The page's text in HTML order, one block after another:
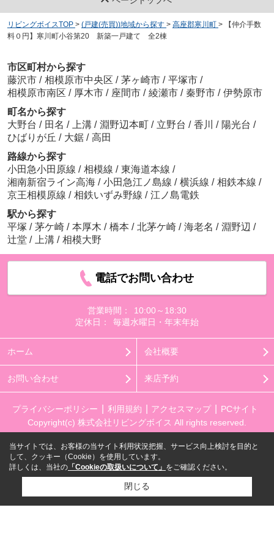
リビングボイスTOP > (戸建(売買))地域から探す > 高座郡寒川町 >
【仲介手数
料０円】寒川町小谷第20 新築一戸建て 全2棟
市区町村から探す
藤沢市 / 相模原市中央区 / 茅ヶ崎市 / 平塚市 /
相模原市南区 / 厚木市 / 座間市 / 綾瀬市 / 秦野市 / 伊勢原市
町名から探す
大野台 / 田名 / 上溝 / 淵野辺本町 / 立野台 / 香川 / 陽光台 /
ひばりが丘 / 大鋸 / 高田
路線から探す
小田急小田原線 / 相模線 / 東海道本線 /
湘南新宿ライン高海 / 小田急江ノ島線 / 横浜線 / 相鉄本線 /
京王相模原線 / 相鉄いずみ野線 / 江ノ島電鉄
駅から探す
平塚 / 茅ケ崎 / 本厚木 / 橋本 / 北茅ケ崎 / 海老名 / 淵野辺 /
辻堂 / 上溝 / 相模大野
電話でお問い合わせ
営業時間：
10:00～18:30
定休日：
毎週水曜日・年末年始
ホーム 会社概要
お問い合わせ 来店予約
プライバシーポリシー 利用規約 アクセスマップ
PCサイト
Copyright(c) 株式会社リビングボイス All rights reserved.
当サイトでは、お客様の当サイト利用状況把握、サービス向上検討を目的と
して、クッキー（Cookie）を使用しています。
詳しくは、当社の 「Cookieの取扱いについて」 をご確認ください。
閉じる